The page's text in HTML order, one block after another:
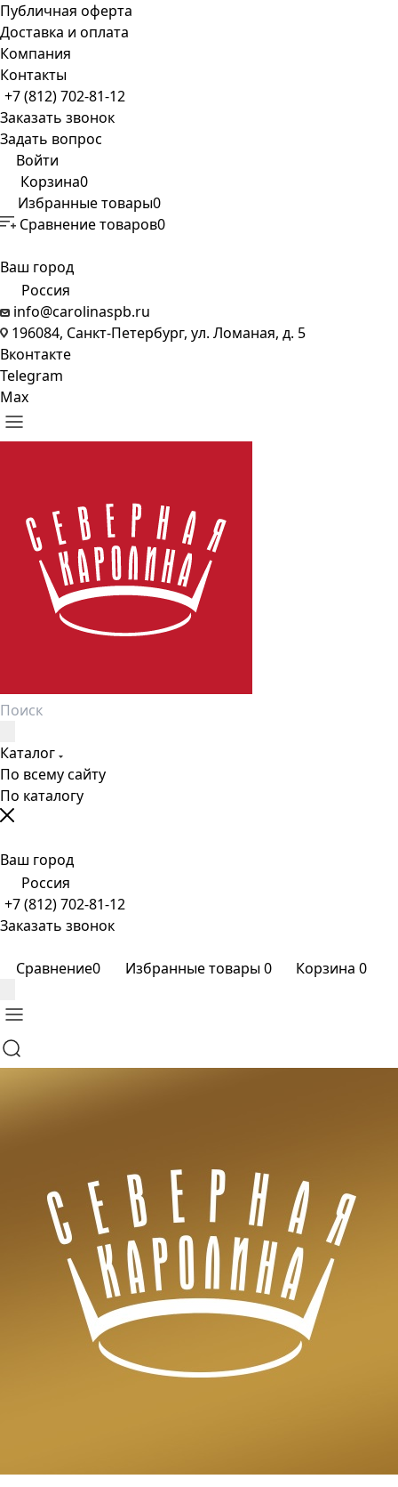
Публичная оферта
Доставка и оплата
Компания
Контакты
+7 (812) 702-81-12
Заказать звонок
Задать вопрос
Войти
Корзина0
Избранные товары0
Сравнение товаров0
Ваш город
Россия
info@carolinaspb.ru
196084, Санкт-Петербург, ул. Ломаная, д. 5
Вконтакте
Telegram
Max
Каталог
По всему сайту
По каталогу
Ваш город
Россия
+7 (812) 702-81-12
Заказать звонок
Сравнение0 Избранные товары0 Корзина 0